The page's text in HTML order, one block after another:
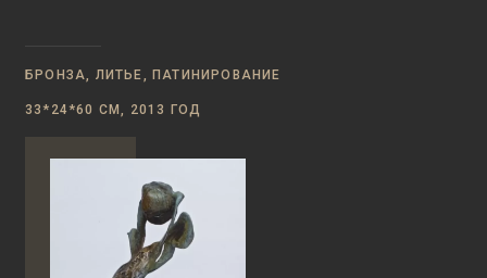
БРОНЗА, ЛИТЬЕ, ПАТИНИРОВАНИЕ
33*24*60 СМ, 2013 ГОД